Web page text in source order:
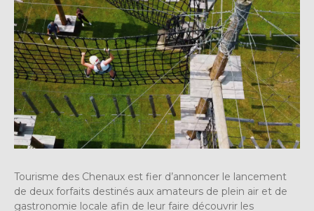
Tourisme des Chenaux est fier d’annoncer le lancement
de deux forfaits destinés aux amateurs de plein air et de
gastronomie locale afin de leur faire découvrir les